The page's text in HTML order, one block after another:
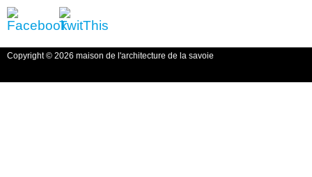
Copyright © 2026 maison de l'architecture de la savoie